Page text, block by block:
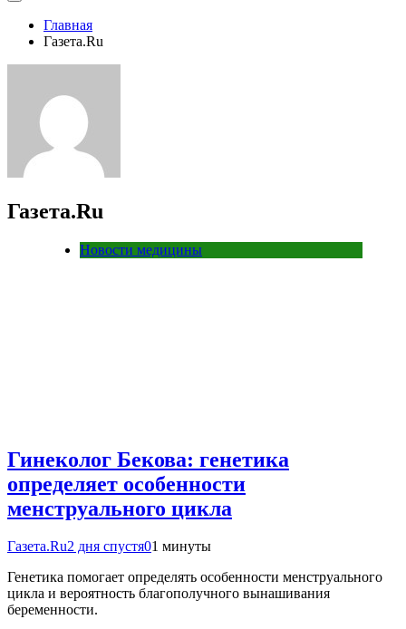
Главная
Газета.Ru
Газета.Ru
Новости медицины
Гинеколог Бекова: генетика
определяет особенности
менструального цикла
Газета.Ru2 дня спустя01 минуты
Генетика помогает определять особенности менструального
цикла и вероятность благополучного вынашивания
беременности.